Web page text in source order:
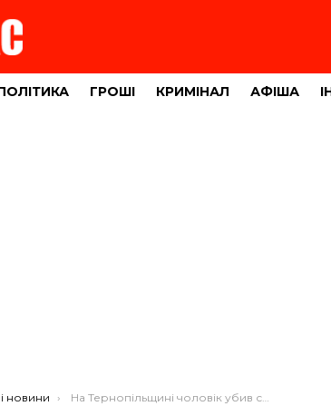
ГРОШІ КРИМІНАЛ АФІША
новини На Тернопільщині чоловік убив сусіда: засудили до 12 років тюрми